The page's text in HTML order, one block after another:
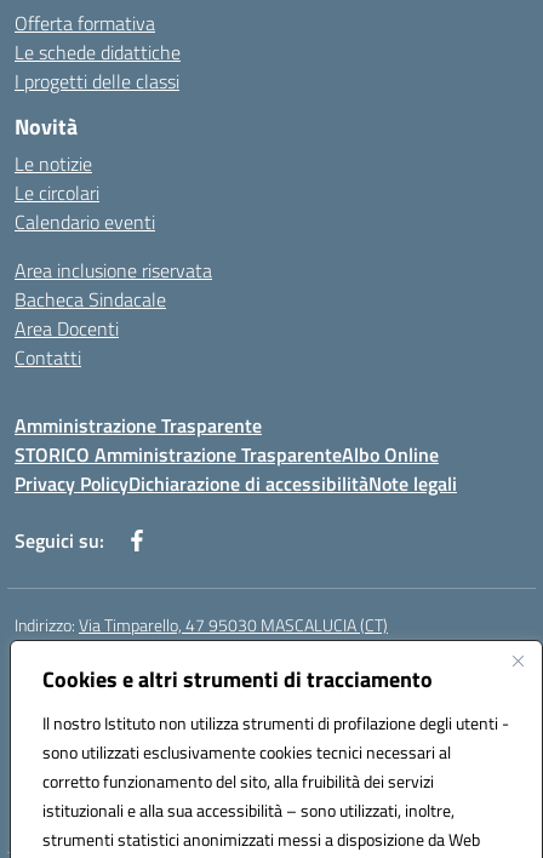
Cookies e altri strumenti di tracciamento
Il nostro Istituto non utilizza strumenti di profilazione degli utenti -
sono utilizzati esclusivamente cookies tecnici necessari al
corretto funzionamento del sito, alla fruibilità dei servizi
istituzionali e alla sua accessibilità – sono utilizzati, inoltre,
strumenti statistici anonimizzati messi a disposizione da Web
Offerta formativa
Le schede didattiche
I progetti delle classi
Novità
Le notizie
Le circolari
Calendario eventi
Area inclusione riservata
Bacheca Sindacale
Area Docenti
Contatti
Amministrazione Trasparente
STORICO Amministrazione TrasparenteAlbo Online
Privacy PolicyDichiarazione di accessibilitàNote legali
Seguici su:
Indirizzo:Via Timparello, 47 95030 MASCALUCIA (CT)
Centralino:
Posta elettronica certificata (PEC):ctic8bc002@pec.istruzione.it
Codice fiscale: 93238350875
Codice meccanografico:ctic8bc002
Codice Indice delle Pubbliche Amministrazioni (IPA): istsc_ctic8bc002
Codice unico di fatturazione (CUF): 2PO2JW